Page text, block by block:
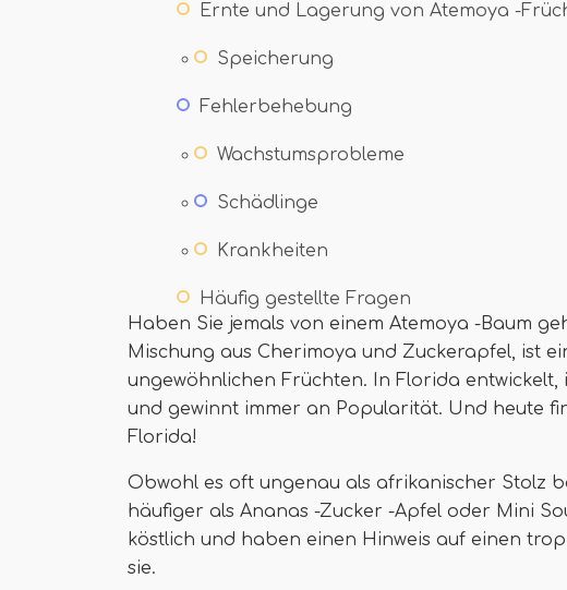
Ernte und Lagerung von Atemoya -
Speicherung
Fehlerbehebung
Wachstumsprobleme
Schädlinge
Krankheiten
Häufig gestellte Fragen
Haben Sie jemals von einem Atemoya -Baum
Mischung aus Cherimoya und Zuckerapfel, ist
ungewöhnlichen Früchten. In Florida
und gewinnt immer an Popularität. Und heute
Florida!
Obwohl es oft ungenau als afrikanischer Stolz
häufiger als Ananas -Zucker -Apfel oder Mini
köstlich und haben einen Hinweis auf einen
sie.